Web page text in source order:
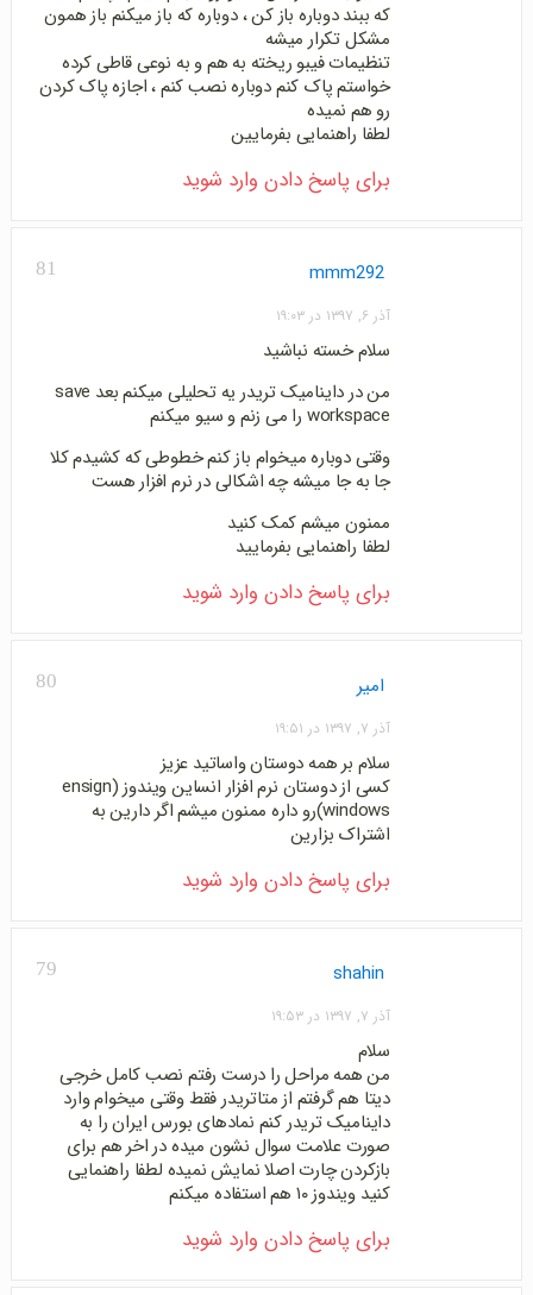
که ببند دوباره باز کن ، دوباره که باز میکنم باز همون
مشکل تکرار میشه
تنظیمات فیبو ریخته به هم و به نوعی قاطی کرده
خواستم پاک کنم دوباره نصب کنم ، اجازه پاک کردن
رو هم نمیده
لطفا راهنمایی بفرمایین
برای پاسخ دادن وارد شوید
81 mmm292
آذر ۶, ۱۳۹۷ در ۱۹:۰۳
سلام خسته نباشید
من در داینامیک تریدر یه تحلیلی میکنم بعد save
workspace را می زنم و سیو میکنم
وقتی دوباره میخوام باز کنم خطوطی که کشیدم کلا
جا به جا میشه چه اشکالی در نرم افزار هست
ممنون میشم کمک کنید
لطفا راهنمایی بفرمایید
برای پاسخ دادن وارد شوید
80 امیر
آذر ۷, ۱۳۹۷ در ۱۹:۵۱
سلام بر همه دوستان واساتید عزیز
کسی از دوستان نرم افزار انساین ویندوز (ensign
windows)رو داره ممنون میشم اگر دارین به
اشتراک بزارین
برای پاسخ دادن وارد شوید
79 shahin
آذر ۷, ۱۳۹۷ در ۱۹:۵۳
سلام
من همه مراحل را درست رفتم نصب کامل خرجی
دیتا هم گرفتم از متاتریدر فقط وقتی میخوام وارد
داینامیک تریدر کنم نمادهای بورس ایران را به
صورت علامت سوال نشون میده در اخر هم برای
بازکردن چارت اصلا نمایش نمیده لطفا راهنمایی
کنید ویندوز ۱۰ هم استفاده میکنم
برای پاسخ دادن وارد شوید